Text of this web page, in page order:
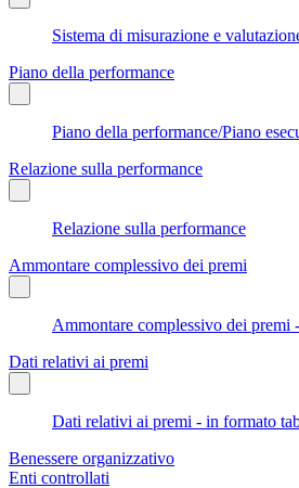
Sistema di misurazione e
Piano della performance
Piano della performance/Piano
Relazione sulla performance
Relazione sulla performance
Ammontare complessivo dei premi
Ammontare complessivo dei premi
Dati relativi ai premi
Dati relativi ai premi - in formato
Benessere organizzativo
Enti controllati